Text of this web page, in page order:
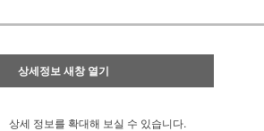
상세정보 새창 열기
상세 정보를 확대해 보실 수 있습니다.